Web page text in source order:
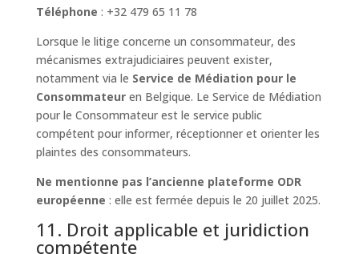
Téléphone : +32 479 65 11 78
Lorsque le litige concerne un consommateur, des
mécanismes extrajudiciaires peuvent exister,
notamment via le Service de Médiation pour le
Consommateuren Belgique. Le Service de Médiation
pour le Consommateur est le service public
compétent pour informer, réceptionner et orienter les
plaintes des consommateurs.
Ne mentionne pas l’ancienne plateforme ODR
européenne : elle est fermée depuis le 20 juillet 2025.
11. Droit applicable et juridiction
compétente